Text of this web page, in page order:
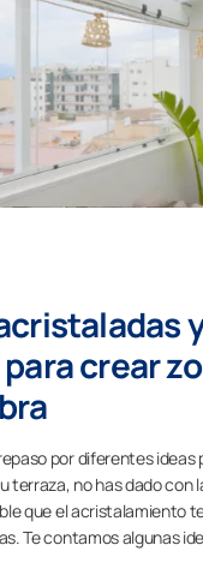
crear
por diferentes ideas
terraza, no has dado con
que el acristalamiento
Te contamos algunas